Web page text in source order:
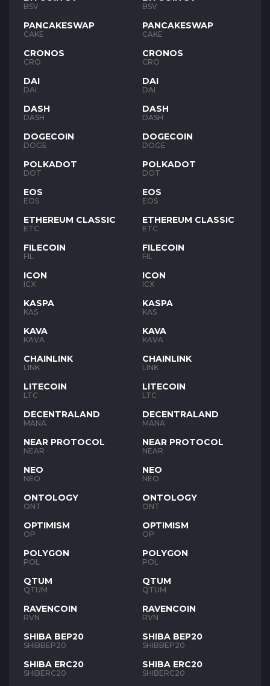
BSV
PANCAKESWAP
CAKE
CRONOS
CRO
DAI
DAI
DASH
DASH
DOGECOIN
DOGE
POLKADOT
DOT
EOS
EOS
ETHEREUM CLASSIC
ETC
FILECOIN
FIL
ICON
ICX
KASPA
KAS
KAVA
KAVA
CHAINLINK
LINK
LITECOIN
LTC
DECENTRALAND
MANA
NEAR PROTOCOL
NEAR
NEO
NEO
ONTOLOGY
ONT
OPTIMISM
OP
POLYGON
POL
QTUM
QTUM
RAVENCOIN
RVN
SHIBA BEP20
SHIBBEP20
SHIBA ERC20
SHIBERC20
BSV
PANCAKESWAP
CAKE
CRONOS
CRO
DAI
DAI
DASH
DASH
DOGECOIN
DOGE
POLKADOT
DOT
EOS
EOS
ETHEREUM CLASSIC
ETC
FILECOIN
FIL
ICON
ICX
KASPA
KAS
KAVA
KAVA
CHAINLINK
LINK
LITECOIN
LTC
DECENTRALAND
MANA
NEAR PROTOCOL
NEAR
NEO
NEO
ONTOLOGY
ONT
OPTIMISM
OP
POLYGON
POL
QTUM
QTUM
RAVENCOIN
RVN
SHIBA BEP20
SHIBBEP20
SHIBA ERC20
SHIBERC20